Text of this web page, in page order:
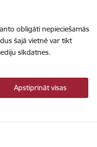
obligāti nepieciešamās
šajā vietnē var tikt
sīkdatnes.
Apstiprināt visas